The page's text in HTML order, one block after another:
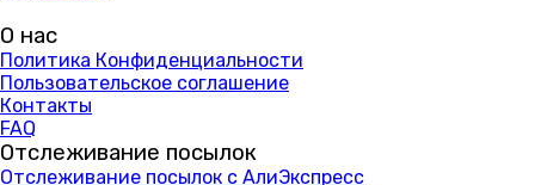
О нас
Политика Конфиденциальности
Пользовательское соглашение
Контакты
FAQ
Отслеживание посылок
Отслеживание посылок с АлиЭкспресс